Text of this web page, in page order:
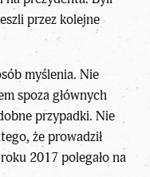
przez kolejne
myślenia. Nie
spoza głównych
przypadki. Nie
że prowadził
2017 polegało na